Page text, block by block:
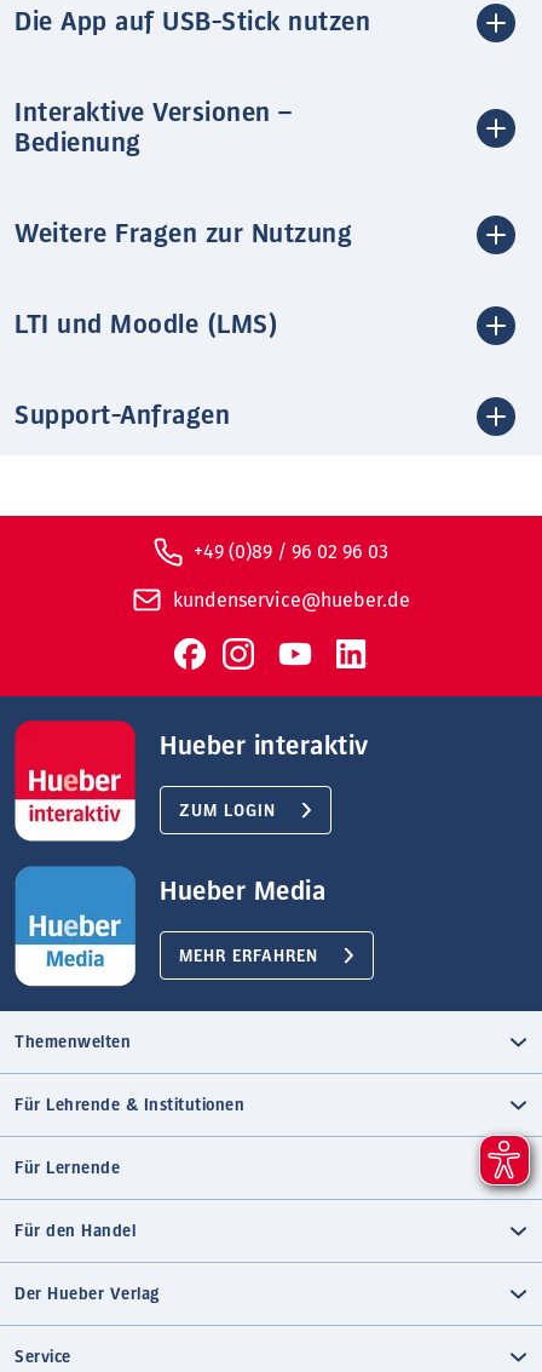
Die App auf USB-Stick nutzen
Interaktive Versionen –
Bedienung
Weitere Fragen zur Nutzung
LTI und Moodle (LMS)
Support-Anfragen
+49 (0)89 / 96 02 96 03
kundenservice@hueber.de
Hueber interaktiv
ZUM LOGIN
Hueber Media
MEHR ERFAHREN
Themenwelten
Für Lehrende & Institutionen
Für Lernende
Für den Handel
Der Hueber Verlag
Service